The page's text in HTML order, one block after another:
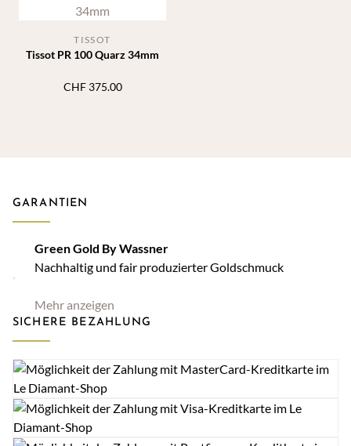
Tissot PR 100 Quarz 34mm
TISSOT
CHF375.00
GARANTIEN
Green Gold By Wassner
Nachhaltig und fair produzierter Goldschmuck
Mehr anzeigen
SICHERE BEZAHLUNG